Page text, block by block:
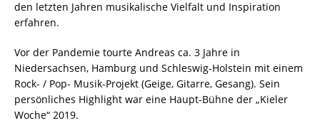
den letzten Jahren musikalische Vielfalt und Inspiration
erfahren.
Vor der Pandemie tourte Andreas ca. 3 Jahre in
Niedersachsen, Hamburg und Schleswig-Holstein mit einem
Rock- / Pop- Musik-Projekt (Geige, Gitarre, Gesang). Sein
persönliches Highlight war eine Haupt-Bühne der „Kieler
Woche“ 2019.